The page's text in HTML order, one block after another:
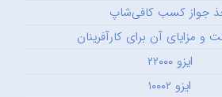
جواز کسب کافی‌شاپ
و مزایای آن برای کارآفرینان
ایزو ۲۲۰۰۰
ایزو ۱۰۰۰۲